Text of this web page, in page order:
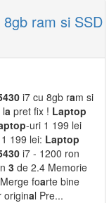
ram si SSD
30 i7 cu 8gb ram si
la pret fix ! Laptop
ptop-uri 1 199 lei
199 lei: Laptop
30 i7 - 1200 ron
3 de 2.4 Memorie
foarte bine
original Pre...